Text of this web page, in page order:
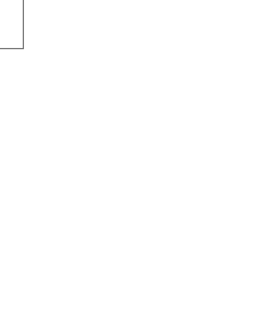
новой вкладке